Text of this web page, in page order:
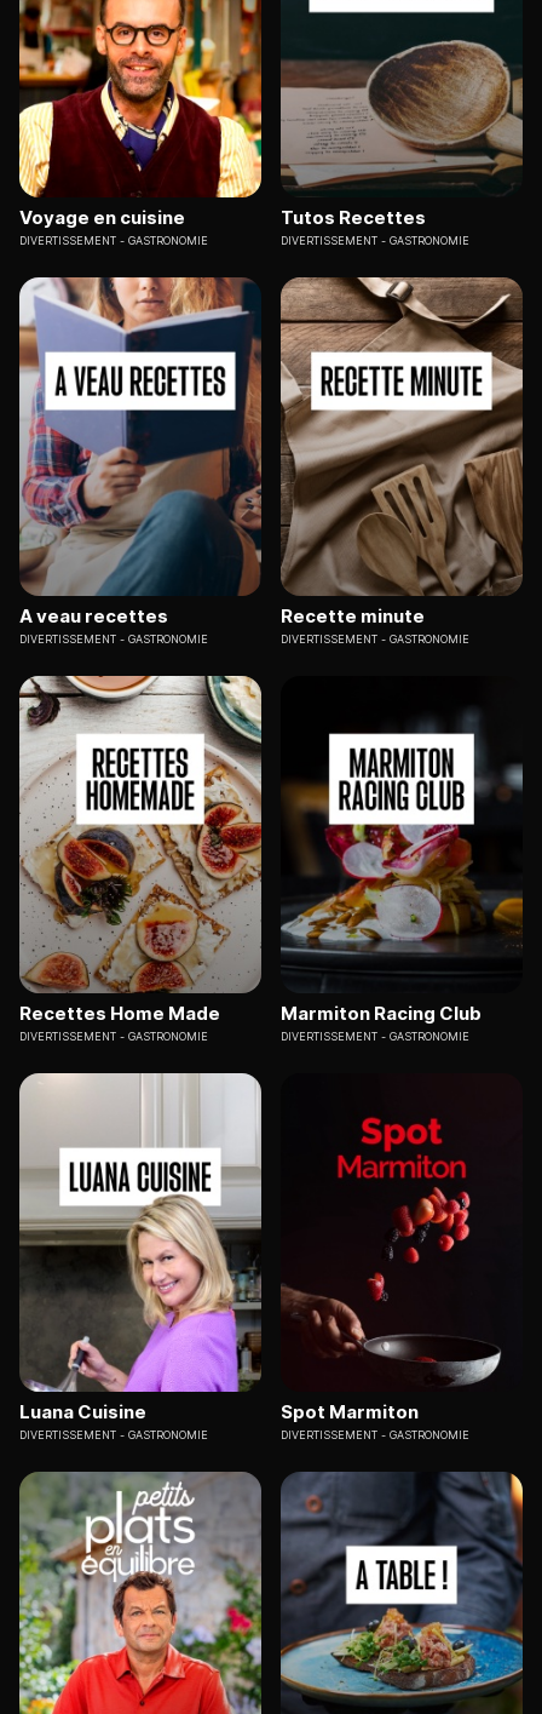
Voyage en cuisine
DIVERTISSEMENT GASTRONOMIE
Tutos Recettes
DIVERTISSEMENT GASTRONOMIE
A veau recettes
DIVERTISSEMENT GASTRONOMIE
Recette minute
DIVERTISSEMENT GASTRONOMIE
Recettes Home Made
DIVERTISSEMENT GASTRONOMIE
Marmiton Racing Club
DIVERTISSEMENT GASTRONOMIE
Luana Cuisine
DIVERTISSEMENT GASTRONOMIE
Spot Marmiton
DIVERTISSEMENT GASTRONOMIE